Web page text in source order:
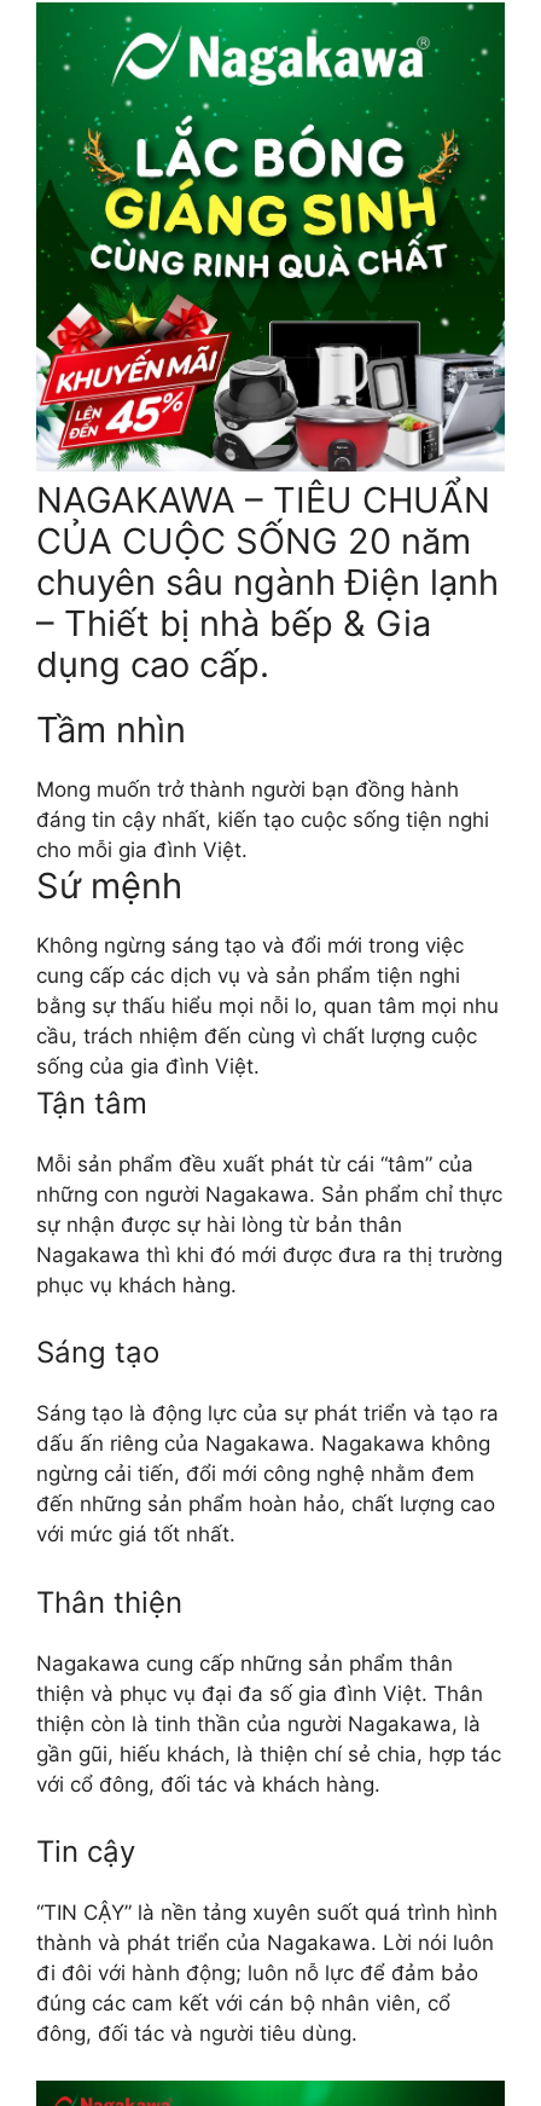
NAGAKAWA – TIÊU CHUẨN
CỦA CUỘC SỐNG 20 năm
chuyên sâu ngành Điện lạnh
– Thiết bị nhà bếp & Gia
dụng cao cấp.
Tầm nhìn
Mong muốn trở thành người bạn đồng hành
đáng tin cậy nhất, kiến tạo cuộc sống tiện nghi
cho mỗi gia đình Việt.
Sứ mệnh
Không ngừng sáng tạo và đổi mới trong việc
cung cấp các dịch vụ và sản phẩm tiện nghi
bằng sự thấu hiểu mọi nỗi lo, quan tâm mọi nhu
cầu, trách nhiệm đến cùng vì chất lượng cuộc
sống của gia đình Việt.
Tận tâm
Mỗi sản phẩm đều xuất phát từ cái “tâm” của
những con người Nagakawa. Sản phẩm chỉ thực
sự nhận được sự hài lòng từ bản thân
Nagakawa thì khi đó mới được đưa ra thị trường
phục vụ khách hàng.
Sáng tạo
Sáng tạo là động lực của sự phát triển và tạo ra
dấu ấn riêng của Nagakawa. Nagakawa không
ngừng cải tiến, đổi mới công nghệ nhằm đem
đến những sản phẩm hoàn hảo, chất lượng cao
với mức giá tốt nhất.
Thân thiện
Nagakawa cung cấp những sản phẩm thân
thiện và phục vụ đại đa số gia đình Việt. Thân
thiện còn là tinh thần của người Nagakawa, là
gần gũi, hiếu khách, là thiện chí sẻ chia, hợp tác
với cổ đông, đối tác và khách hàng.
Tin cậy
“TIN CẬY” là nền tảng xuyên suốt quá trình hình
thành và phát triển của Nagakawa. Lời nói luôn
đi đôi với hành động; luôn nỗ lực để đảm bảo
đúng các cam kết với cán bộ nhân viên, cổ
đông, đối tác và người tiêu dùng.